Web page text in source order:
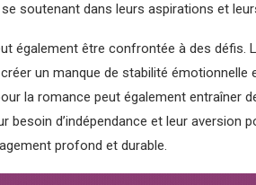
se soutenant dans leurs aspirations et
également être confrontée à des défis.
un manque de stabilité émotionnelle
la romance peut également entraîner
besoin d’indépendance et leur aversion
profond et durable.